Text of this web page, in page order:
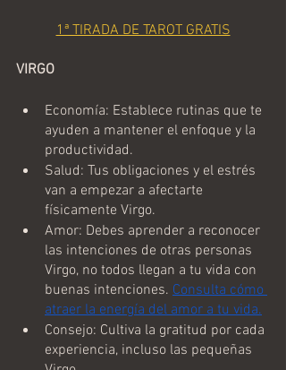
1ª TIRADA DE TAROT GRATIS
VIRGO
Economía: Establece rutinas que te
ayuden a mantener el enfoque y la
productividad.
Salud: Tus obligaciones y el estrés
van a empezar a afectarte
físicamente Virgo.
Amor: Debes aprender a reconocer
las intenciones de otras personas
Virgo, no todos llegan a tu vida con
buenas intenciones. Consulta cómo
atraer la energía del amor a tu vida.
Consejo: Cultiva la gratitud por cada
experiencia, incluso las pequeñas